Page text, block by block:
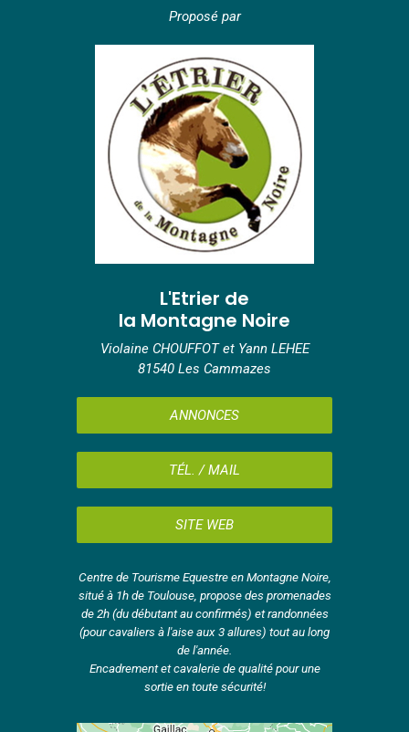
Proposé par
L'Etrier de
la Montagne Noire
Violaine CHOUFFOT et Yann LEHEE
81540 Les Cammazes
ANNONCES
TÉL. / MAIL
SITE WEB
Centre de Tourisme Equestre en Montagne Noire,
situé à 1h de Toulouse, propose des promenades
de 2h (du débutant au confirmés) et randonnées
(pour cavaliers à l'aise aux 3 allures) tout au long
de l'année.
Encadrement et cavalerie de qualité pour une
sortie en toute sécurité!